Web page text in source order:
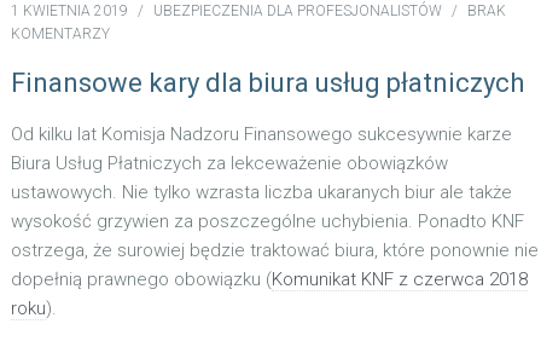
1 KWIETNIA 2019 / UBEZPIECZENIA DLA PROFESJONALISTÓW /
BRAK
KOMENTARZY
Finansowe kary dla biura usług płatniczych
Od kilku lat Komisja Nadzoru Finansowego sukcesywnie karze
Biura Usług Płatniczych za lekceważenie obowiązków
ustawowych. Nie tylko wzrasta liczba ukaranych biur ale także
wysokość grzywien za poszczególne uchybienia. Ponadto KNF
ostrzega, że surowiej będzie traktować biura, które ponownie nie
dopełnią prawnego obowiązku (Komunikat KNF z czerwca 2018
roku).